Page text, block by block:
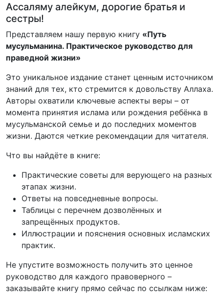
Ассаляму алейкум, дорогие братья и
сестры!
Представляем нашу первую книгу «Путь
мусульманина. Практическое руководство для
праведной жизни»
Это уникальное издание станет ценным источником
знаний для тех, кто стремится к довольству Аллаха.
Авторы охватили ключевые аспекты веры – от
момента принятия ислама или рождения ребёнка в
мусульманской семье и до последних моментов
жизни. Даются четкие рекомендации для читателя.
Что вы найдёте в книге:
Практические советы для верующего на разных
этапах жизни.
Ответы на повседневные вопросы.
Таблицы с перечнем дозволённых и
запрещённых продуктов.
Иллюстрации и пояснения основных исламских
практик.
Не упустите возможность получить это ценное
руководство для каждого правоверного –
заказывайте книгу прямо сейчас по ссылкам ниже: